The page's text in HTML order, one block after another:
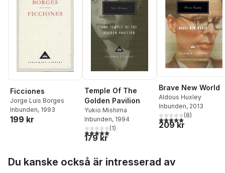
Ficciones
Jorge Luis Borges
Inbunden, 1993
199 kr
Temple Of The
Golden Pavilion
Yukio Mishima
Inbunden, 1994
5,0utav 5 stjärnor. Totalt antal röster:
(1)
179 kr
Brave New World
Aldous Huxley
Inbunden, 2013
5,0utav 5 stjärnor.
(8)
209 kr
Du kanske också är intresserad av